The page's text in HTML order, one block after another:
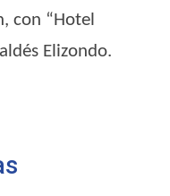
con “Hotel
Elizondo.